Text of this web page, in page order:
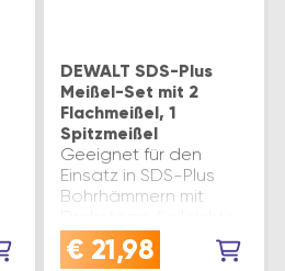
DEWALT SDS-Plus
Meißel-Set mit 2
Flachmeißel, 1
Spitzmeißel
Geeignet für den
Einsatz in SDS-Plus
Bohrhämmern mit
Meißelarbeiten in Putz,
Mauerwerk, Fliesen
€ 21,98